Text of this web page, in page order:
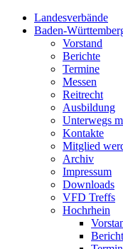
Landesverbände
Baden-
Vorstand
Berichte
Termine
Messen
Reitrecht
Ausbildung
Unterwegs
Kontakte
Mitglied
Archiv
Impressum
Downloads
VFD Treffs
Hochrhein